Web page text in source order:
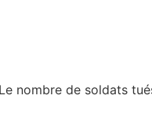
nombre de soldats